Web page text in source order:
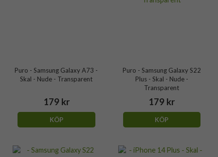
Puro - Samsung Galaxy A73 -
Skal - Nude - Transparent
179 kr
KÖP
Puro - Samsung Galaxy S22
Plus - Skal - Nude -
Transparent
179 kr
KÖP